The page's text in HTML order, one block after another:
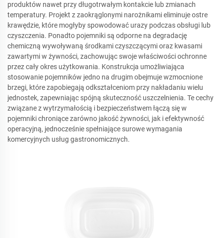
produktów nawet przy długotrwałym kontakcie lub zmianach
temperatury. Projekt z zaokrąglonymi narożnikami eliminuje ostre
krawędzie, które mogłyby spowodować urazy podczas obsługi lub
czyszczenia. Ponadto pojemniki są odporne na degradację
chemiczną wywoływaną środkami czyszczącymi oraz kwasami
zawartymi w żywności, zachowując swoje właściwości ochronne
przez cały okres użytkowania. Konstrukcja umożliwiająca
stosowanie pojemników jedno na drugim obejmuje wzmocnione
brzegi, które zapobiegają odkształceniom przy nakładaniu wielu
jednostek, zapewniając spójną skuteczność uszczelnienia. Te cechy
związane z wytrzymałością i bezpieczeństwem łączą się w
pojemniki chroniące zarówno jakość żywności, jak i efektywność
operacyjną, jednocześnie spełniające surowe wymagania
komercyjnych usług gastronomicznych.